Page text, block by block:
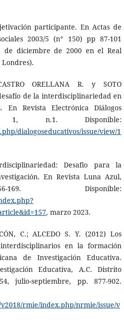
participante. En Actas de
2003/5 (n° 150) pp 87-101
de diciembre de 2000 en el Real
ORELLANA R. y SOTO
de la interdisciplinariedad en
En Revista Electrónica Diálogos
1, n.1. Disponible:
dialogoseducativos/issue/view/1
Desafio para la
En Revista Luna Azul,
Disponible:
, marzo 2023.
C.; ALCEDO S. Y. (2012) Los
en la formación
de Investigación Educativa.
Educativa, A.C. Distrito
julio-septiembre, pp. 877-902.
rmie/index.php/nrmie/issue/v